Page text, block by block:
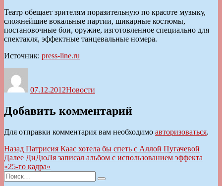
Театр обещает зрителям поразительную по красоте музыку,
сложнейшие вокальные партии, шикарные костюмы,
постановочные бои, оружие, изготовленное специально для
спектакля, эффектные танцевальные номера.
Источник: press-line.ru
07.12.2012Новости
Добавить комментарий
Для отправки комментария вам необходимо авторизоваться.
Навигация
по
записям
Назад Предыдущая
запись:
Патрисия Каас хотела бы спеть с Аллой Пугачевой
Далее Следующая
запись:
ДиДюЛя записал альбом с использованием эффекта
«25-го кадра»
Искать:
Поиск